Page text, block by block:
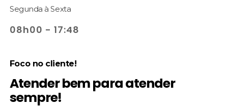
Segunda à Sexta
08h00 - 17:48
Foco no cliente!
Atender bem para atender
sempre!